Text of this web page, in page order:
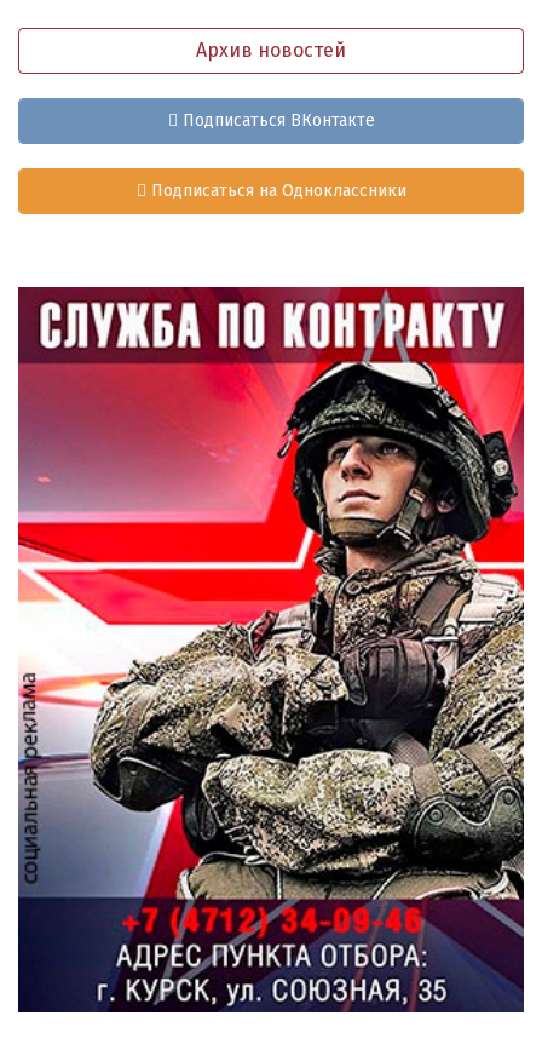
Архив новостей
Подписаться ВКонтакте
Подписаться на Одноклассники